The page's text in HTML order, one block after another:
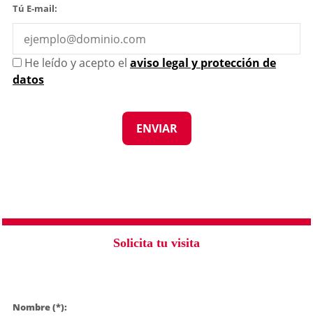
Solicita tu visita
Nombre (*):
Tú E-mail:
He leído y acepto el aviso legal y protección de
datos